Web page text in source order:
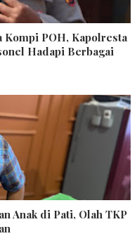
Kompi POH, Kapolresta
Hadapi Berbagai
Anak di Pati, Olah TKP